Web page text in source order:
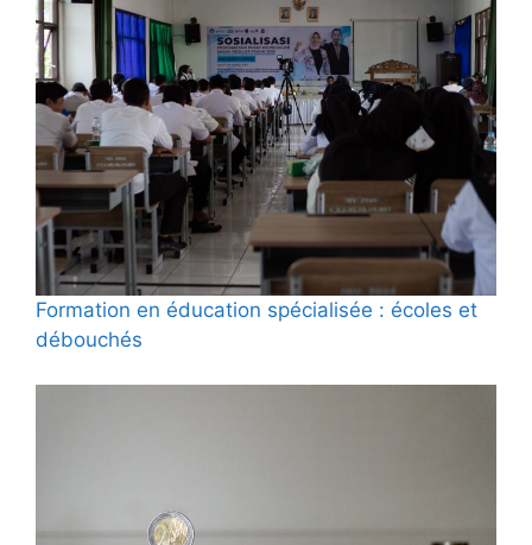
Formation en éducation spécialisée : écoles et
débouchés